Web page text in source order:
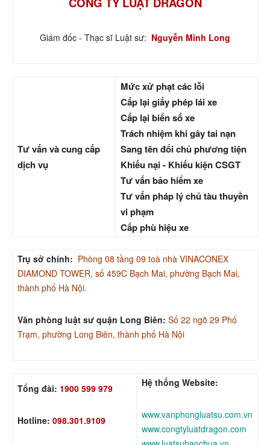
Giám đốc - Thạc sĩ Luật sư: Nguyễn Minh Long
Tư vấn và cung cấp
dịch vụ
Mức xử phạt các lỗi
Cấp lại giấy phép lái xe
Cấp lại biển số xe
Trách nhiệm khi gây tai nạn
Sang tên đổi chủ phương tiện
Khiếu nại - Khiếu kiện CSGT
Tư vấn bảo hiểm xe
Tư vấn pháp lý chủ tàu thuyền
vi phạm
Cấp phù hiệu xe
Trụ sở chính: Phòng 08 tầng 09 toà nhà VINACONEX
DIAMOND TOWER, số 459C Bạch Mai, phường Bạch Mai,
thành phố Hà Nội.
Văn phòng luật sư quận Long Biên: Số 22 ngõ 29 Phố
Trạm, phường Long Biên, thành phố Hà Nội
Tổng đài: 1900 599 979
Hotline: 098.301.9109
Hệ thống Website:
www.vanphongluatsu.com.vn
www.congtyluatdragon.com